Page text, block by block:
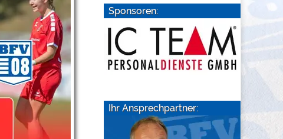
Sponsoren:
Ihr Ansprechpartner: